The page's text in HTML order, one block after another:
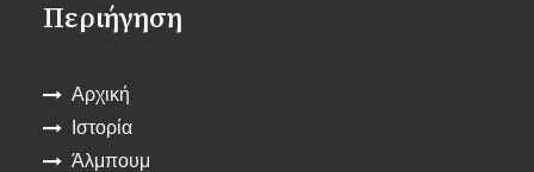
Περιήγηση
Αρχική
Ιστορία
Άλμπουμ